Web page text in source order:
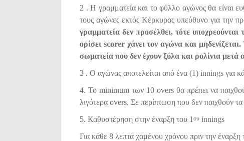
2 . Η γραμματεία και το φύλλο αγώνος θα είναι
τους αγώνες εκτός Κέρκυρας υπεύθυνο για την
γραμματεία δεν προσέλθει, τότε
ορίσει scorer χάνει τον αγώνα και
σωματεία που δεν έχουν ξύλα και ρολίνια
3 . Ο αγώνας αποτελείται από ένα (1) innings για
4. Το minimum των 10 overs θα πρέπει να
λιγότερα overs. Σε περίπτωση που δεν παιχθούν
5. Καθυστέρηση στην έναρξη του 1 ου innings
Για κάθε 8 λεπτά χαμένου χρόνου πριν την